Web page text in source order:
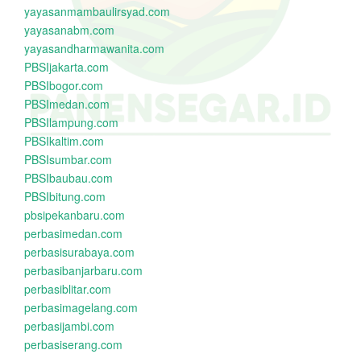
yayasanmambaulirsyad.com
yayasanabm.com
yayasandharmawanita.com
PBSIjakarta.com
PBSIbogor.com
PBSImedan.com
PBSIlampung.com
PBSIkaltim.com
PBSIsumbar.com
PBSIbaubau.com
PBSIbitung.com
pbsipekanbaru.com
perbasimedan.com
perbasisurabaya.com
perbasibanjarbaru.com
perbasiblitar.com
perbasimagelang.com
perbasijambi.com
perbasiserang.com